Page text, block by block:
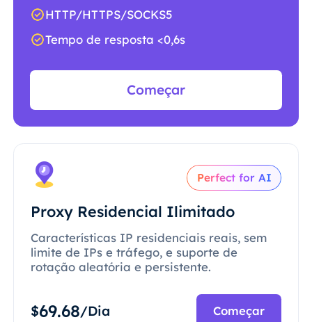
HTTP/HTTPS/SOCKS5
Tempo de resposta <0,6s
Começar
Perfect for AI
Proxy Residencial Ilimitado
Características IP residenciais reais, sem
limite de IPs e tráfego, e suporte de
rotação aleatória e persistente.
$69.68/Dia Começar